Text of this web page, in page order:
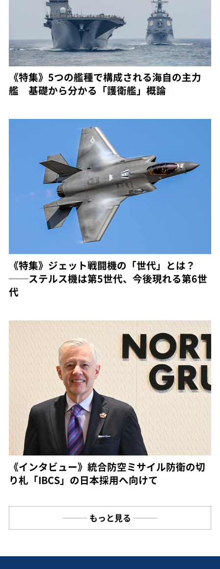
《特集》5つの艦種で構成される海自の主力
艦 基礎から分かる「護衛艦」概論
《特集》ジェット戦闘機の「世代」とは？
──ステルス機は第5世代、今後現れる第6世
代
《インタビュー》統合防空ミサイル防衛の切
り札「IBCS」の日本採用へ向けて
もっと見る